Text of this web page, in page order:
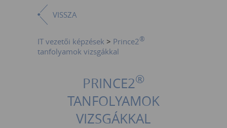
VISSZA
IT vezetői képzések > Prince2®
tanfolyamok vizsgákkal
PRINCE2®
TANFOLYAMOK
VIZSGÁKKAL